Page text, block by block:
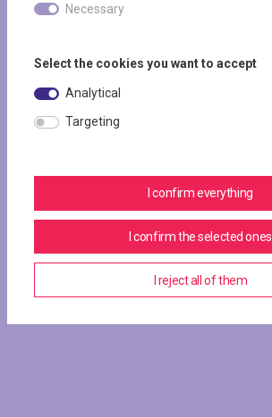
Necessary
Select the cookies you want to accept
Analytical
Targeting
I confirm everything
I confirm the selected ones
I reject all of them